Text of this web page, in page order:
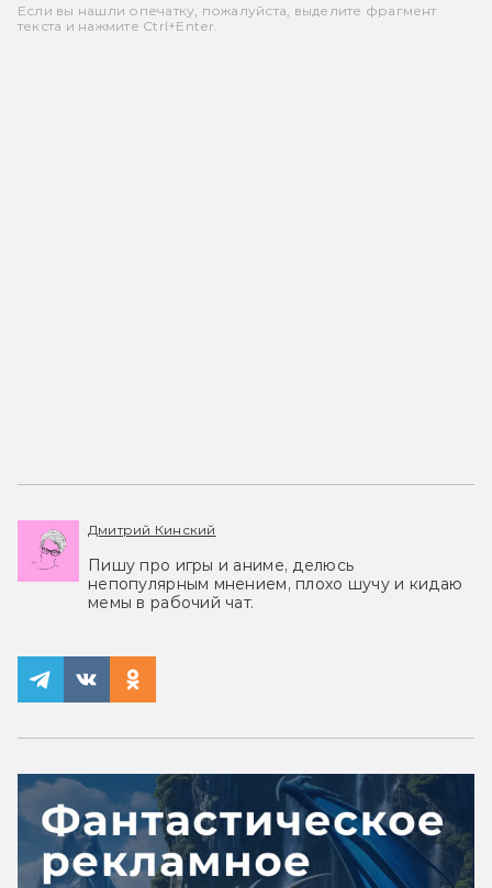
Если вы нашли опечатку, пожалуйста, выделите фрагмент
текста и нажмите Ctrl+Enter.
Дмитрий Кинский
Пишу про игры и аниме, делюсь
непопулярным мнением, плохо шучу и кидаю
мемы в рабочий чат.